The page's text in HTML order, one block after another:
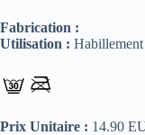
Fabrication :
Utilisation :
Prix Unitaire : 14.90